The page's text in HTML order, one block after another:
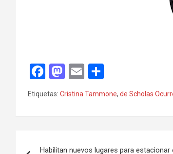
F
a
ce
b
o
M
a
st
o
o
E
m
ail m
p
tir
Etiquetas: Cristina Tammone, de Scholas
Habilitan nuevos lugares para estacionar